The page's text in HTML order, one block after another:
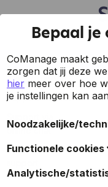
Feature
7 op 7 support
Support via mail
online chat
Telefonisch
Bepaal je
CoManage maakt
zorgen dat jij deze
hier meer over hoe
je instellingen kan
Noodzakelijke/
Deze cookies
van de bezoekers te
wanneer u
Functionele cookies
Ook bekend als
kan een website
Analytische/